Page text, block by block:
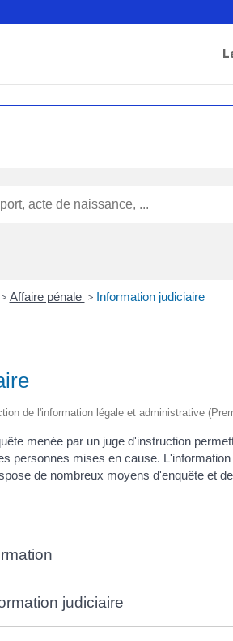
> Affaire pénale > Information judiciaire
de l'information légale et administrative
menée par un juge d'instruction
personnes mises en cause.
de nombreux moyens d'enquête et
judiciaire